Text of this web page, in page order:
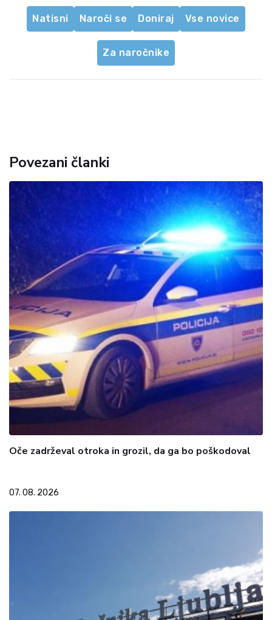
Natisni Naroči se Doniraj Vse novice
Za naročnike
Povezani članki
Oče zadrževal otroka in grozil, da ga bo poškodoval
07. 08. 2026